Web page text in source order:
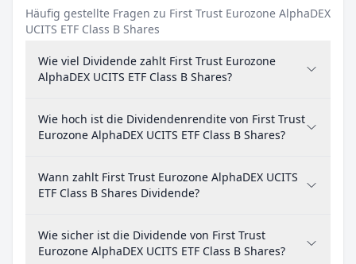
Häufig gestellte Fragen zu First Trust Eurozone AlphaDEX
UCITS ETF Class B Shares
Wie viel Dividende zahlt First Trust Eurozone
AlphaDEX UCITS ETF Class B Shares?
Wie hoch ist die Dividendenrendite von First Trust
Eurozone AlphaDEX UCITS ETF Class B Shares?
Wann zahlt First Trust Eurozone AlphaDEX UCITS
ETF Class B Shares Dividende?
Wie sicher ist die Dividende von First Trust
Eurozone AlphaDEX UCITS ETF Class B Shares?